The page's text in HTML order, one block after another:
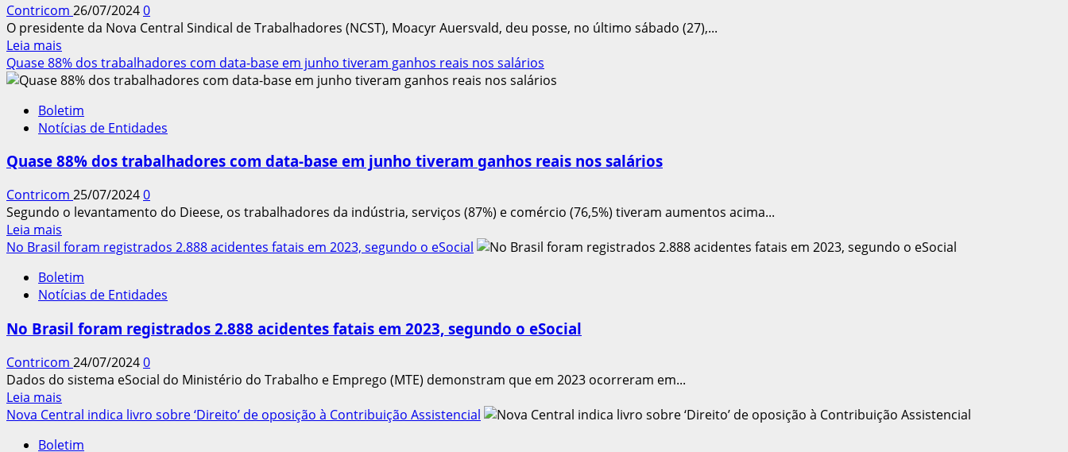
é
desafio
para
indústrias
de
construção
Contricom 26/07/20240
O presidente da Nova Central Sindical de Trabalhadores (NCST), Moacyr Auersvald, deu posse, no último sábado (27),...
Leia mais
mais
sobre
Mendes
é
novo
da
Nova
Central
no
estado
Quase 88% dos trabalhadores com data-base em junho tiveram ganhos reais nos salários
Boletim
Notícias de Entidades
Quase 88% dos trabalhadores com data-base em junho tiveram ganhos reais nos salários
Contricom 25/07/20240
Segundo o levantamento do Dieese, os trabalhadores da indústria, serviços (87%) e comércio (76,5%) tiveram aumentos acima...
Leia mais
mais
Quase
88%
trabalhadores
data-
base
em
junho
tiveram
No Brasil foram registrados 2.888 acidentes fatais em 2023, segundo o eSocial
Boletim
Notícias de Entidades
No Brasil foram registrados 2.888 acidentes fatais em 2023, segundo o eSocial
Contricom 24/07/20240
Dados do sistema eSocial do Ministério do Trabalho e Emprego (MTE) demonstram que em 2023 ocorreram em...
Leia mais
mais
Nova Central indica livro sobre ‘Direito’ de oposição à Contribuição Assistencial
Boletim